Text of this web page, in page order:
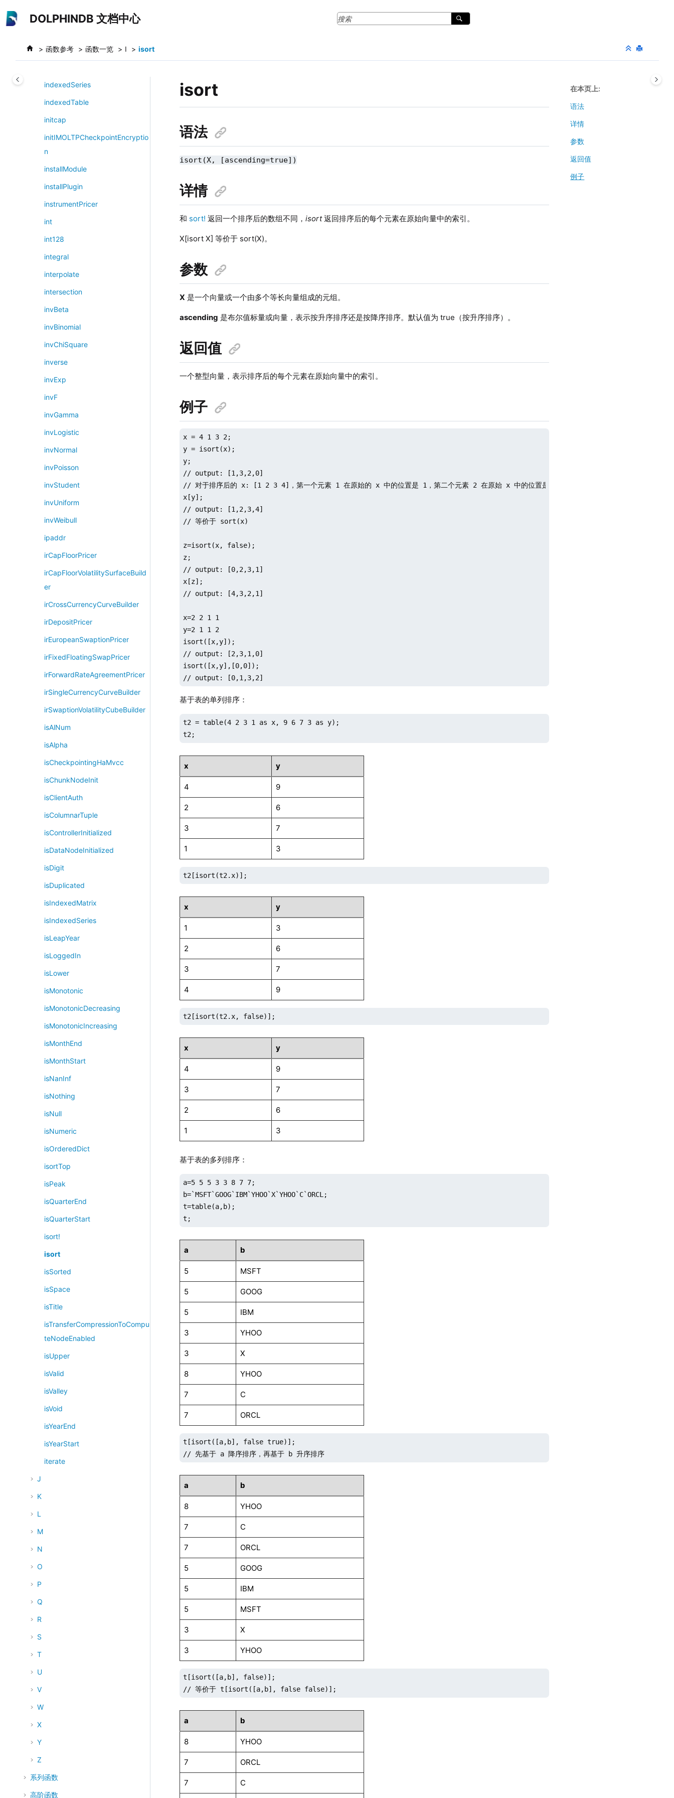
DOLPHINDB 文档中心
函数参考 函数一览 I isort
imtForceGCRedolog
Node
indexedSeries
indexedTable
initcap
initIMOLTPCheckpointEncryptio
n
installModule
installPlugin
instrumentPricer
int
int128
integral
interpolate
intersection
invBeta
invBinomial
invChiSquare
inverse
invExp
invF
invGamma
invLogistic
invNormal
invPoisson
invStudent
invUniform
invWeibull
ipaddr
irCapFloorPricer
irCapFloorVolatilitySurfaceBuild
er
irCrossCurrencyCurveBuilder
irDepositPricer
irEuropeanSwaptionPricer
irFixedFloatingSwapPricer
irForwardRateAgreementPricer
irSingleCurrencyCurveBuilder
irSwaptionVolatilityCubeBuilder
isAlNum
isAlpha
isCheckpointingHaMvcc
isChunkNodeInit
isClientAuth
isColumnarTuple
isControllerInitialized
isDataNodeInitialized
isDigit
isDuplicated
isIndexedMatrix
isIndexedSeries
isLeapYear
isLoggedIn
isLower
isMonotonic
isMonotonicDecreasing
isMonotonicIncreasing
isMonthEnd
isMonthStart
isNanInf
isNothing
isNull
isNumeric
isOrderedDict
isortTop
isPeak
isQuarterEnd
isQuarterStart
isort!
isort
isSorted
isSpace
isTitle
isTransferCompressionToCompu
teNodeEnabled
isUpper
isValid
isValley
isVoid
isYearEnd
isYearStart
iterate
J
K
L
M
N
O
P
Q
R
S
T
U
V
W
X
Y
Z
系列函数
高阶函数
isort
语法
isort(X, [ascending=true])
详情
和 sort! 返回一个排序后的数组不同，isort返回排序后的每个元素在原始向量中的索引。
X[isort X] 等价于 sort(X)。
参数
X 是一个向量或一个由多个等长向量组成的元组。
ascending 是布尔值标量或向量，表示按升序排序还是按降序排序。默认值为 true（按升序排序）。
返回值
一个整型向量，表示排序后的每个元素在原始向量中的索引。
例子
x = 4 1 3 2;
y = isort(x);
y;
// output: [1,3,2,0]
// 对于排序后的 x: [1 2 3 4]，第一个元素 1 在原始的 x 中的位置是 1，第二个元素 2 在原始 x 中的位置是 3，... 以此类推。
x[y];
// output: [1,2,3,4]
// 等价于 sort(x)
z=isort(x, false);
z;
// output: [0,2,3,1]
x[z];
// output: [4,3,2,1]
x=2 2 1 1
y=2 1 1 2
isort([x,y]);
// output: [2,3,1,0]
isort([x,y],[0,0]);
// output: [0,1,3,2]
基于表的单列排序：
t2 = table(4 2 3 1 as x, 9 6 7 3 as y);
t2;
x y
4 9
2 6
3 7
1 3
t2[isort(t2.x)];
x y
1 3
2 6
3 7
4 9
t2[isort(t2.x, false)];
x y
4 9
3 7
2 6
1 3
基于表的多列排序：
a=5 5 5 3 3 8 7 7;
b=`MSFT`GOOG`IBM`YHOO`X`YHOO`C`ORCL;
t=table(a,b);
t;
a b
5 MSFT
5 GOOG
5 IBM
3 YHOO
3 X
8 YHOO
7 C
7 ORCL
t[isort([a,b], false true)];
// 先基于 a 降序排序，再基于 b 升序排序
a b
8 YHOO
7 C
7 ORCL
5 GOOG
5 IBM
5 MSFT
3 X
3 YHOO
t[isort([a,b], false)];
// 等价于 t[isort([a,b], false false)];
a b
8 YHOO
7 ORCL
7 C
在本页上
语法
详情
参数
返回值
例子